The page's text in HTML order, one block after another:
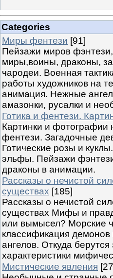
Categories
Миры фентези [91]
Пейзажи миров
миры,воины, драконы,
чародеи. Военная
работы художников на
анимация. Нежные
амазонки, русалки и
Готика и фентези.
Картинки и фотографии
фентези. Загадочные
Готические розы и
эльфы. Пейзажи
драконы в анимации.
Рассказы о нечистой
существах [185]
Рассказы о нечистой
существах Мифы и
или вымысел? Морские
классификация
ангелов. Откуда
характеристики
Мистические явления